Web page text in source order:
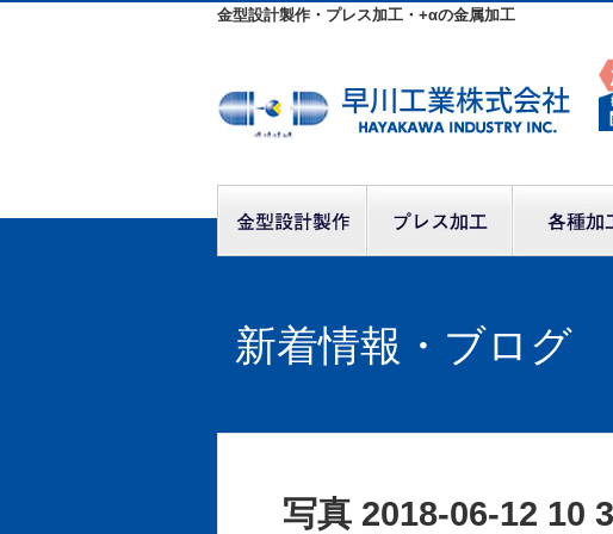
金型設計製作・プレス加工・+αの金属加工
新着情報・ブログ
写真 2018-06-12 10